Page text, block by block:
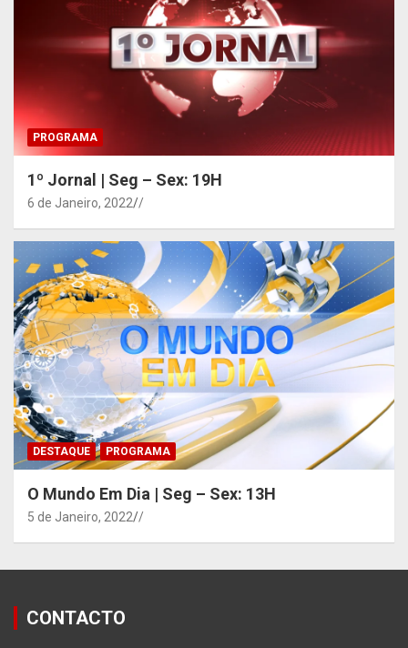
PROGRAMA
1º Jornal | Seg – Sex: 19H
6 de Janeiro, 2022 /
DESTAQUE PROGRAMA
O Mundo Em Dia | Seg – Sex: 13H
5 de Janeiro, 2022 /
CONTACTO